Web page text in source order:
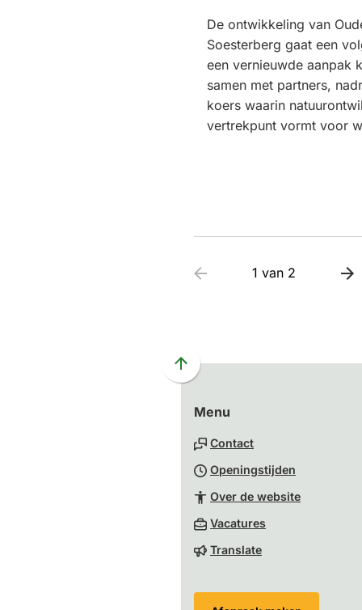
De ontwikkeling van
Soesterberg gaat een
een vernieuwde aanpak
samen met partners,
koers waarin
vertrekpunt vormt voor
1 van 2
Scroll
boven
het
begin
van
paginainhoud
Menu
Contact
Openingstijden
Over de website
Vacatures(Verwijst
website)
Translate